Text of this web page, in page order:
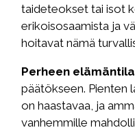
taideteokset tai isot
erikoisosaamista ja
hoitavat nämä
Perheen
päätökseen. Pienten
on haastavaa, ja
vanhemmille